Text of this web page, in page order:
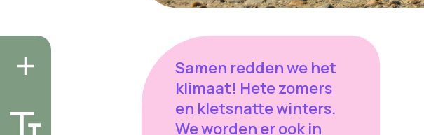
Samen redden we het
klimaat! Hete zomers
en kletsnatte winters.
We worden er ook in